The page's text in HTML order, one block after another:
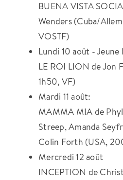
BUENA VISTA
Wenders (Cuba/
VOSTF)
Lundi 10 août - Jeune
LE ROI LION de Jon
1h50, VF)
Mardi 11 août:
MAMMA MIA de
Streep, Amanda
Colin Forth (USA,
Mercredi 12 août
INCEPTION de